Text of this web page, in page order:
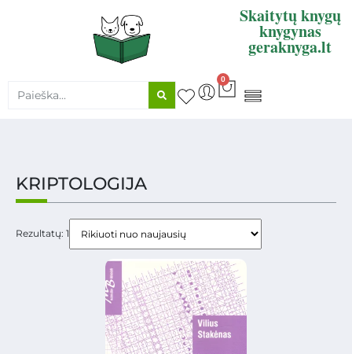
Skaitytų knygų
knygynas
geraknyga.lt
0
KRIPTOLOGIJA
Rezultatų: 1